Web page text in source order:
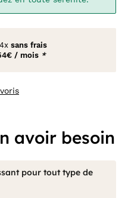
4x sans frais
/ mois *
avoir besoin
pour tout type de